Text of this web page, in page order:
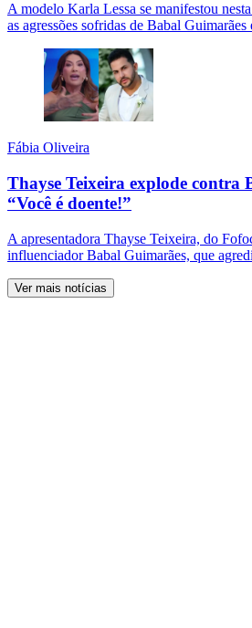
A modelo Karla Lessa se manifestou
as agressões sofridas de Babal
Fábia Oliveira
Thayse Teixeira explode contra
“Você é doente!”
A apresentadora Thayse Teixeira, do
influenciador Babal Guimarães, que
Ver mais notícias